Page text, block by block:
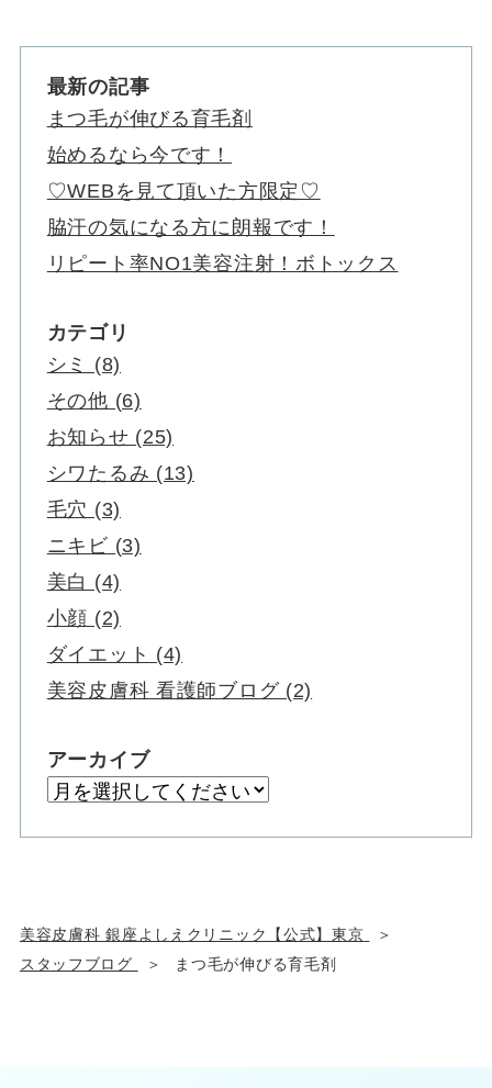
最新の記事
まつ毛が伸びる育毛剤
始めるなら今です！
♡WEBを見て頂いた方限定♡
脇汗の気になる方に朗報です！
リピート率NO1美容注射！ボトックス
カテゴリ
シミ (8)
その他 (6)
お知らせ (25)
シワたるみ (13)
毛穴 (3)
ニキビ (3)
美白 (4)
小顔 (2)
ダイエット (4)
美容皮膚科 看護師ブログ (2)
アーカイブ
美容皮膚科 銀座よしえクリニック【公式】東京
スタッフブログ
まつ毛が伸びる育毛剤